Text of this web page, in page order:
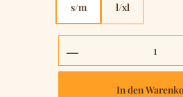
s/m l/xl
Produkt Anzahl:
In den